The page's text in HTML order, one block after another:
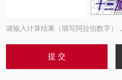
请输入计算结果（填写阿拉伯数字）